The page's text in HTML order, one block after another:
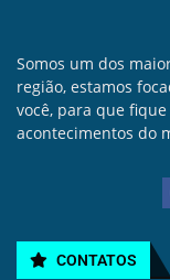
Somos um dos
região, estamos
você, para que
acontecimentos do
CONTATOS